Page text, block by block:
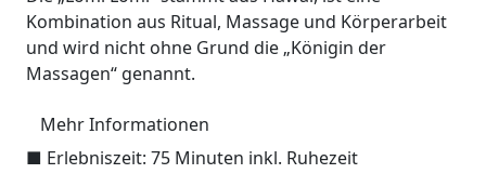
Kombination aus Ritual, Massage und Körperarbeit
und wird nicht ohne Grund die „Königin der
Massagen“ genannt.
Mehr Informationen
■ Erlebniszeit: 75 Minuten inkl. Ruhezeit